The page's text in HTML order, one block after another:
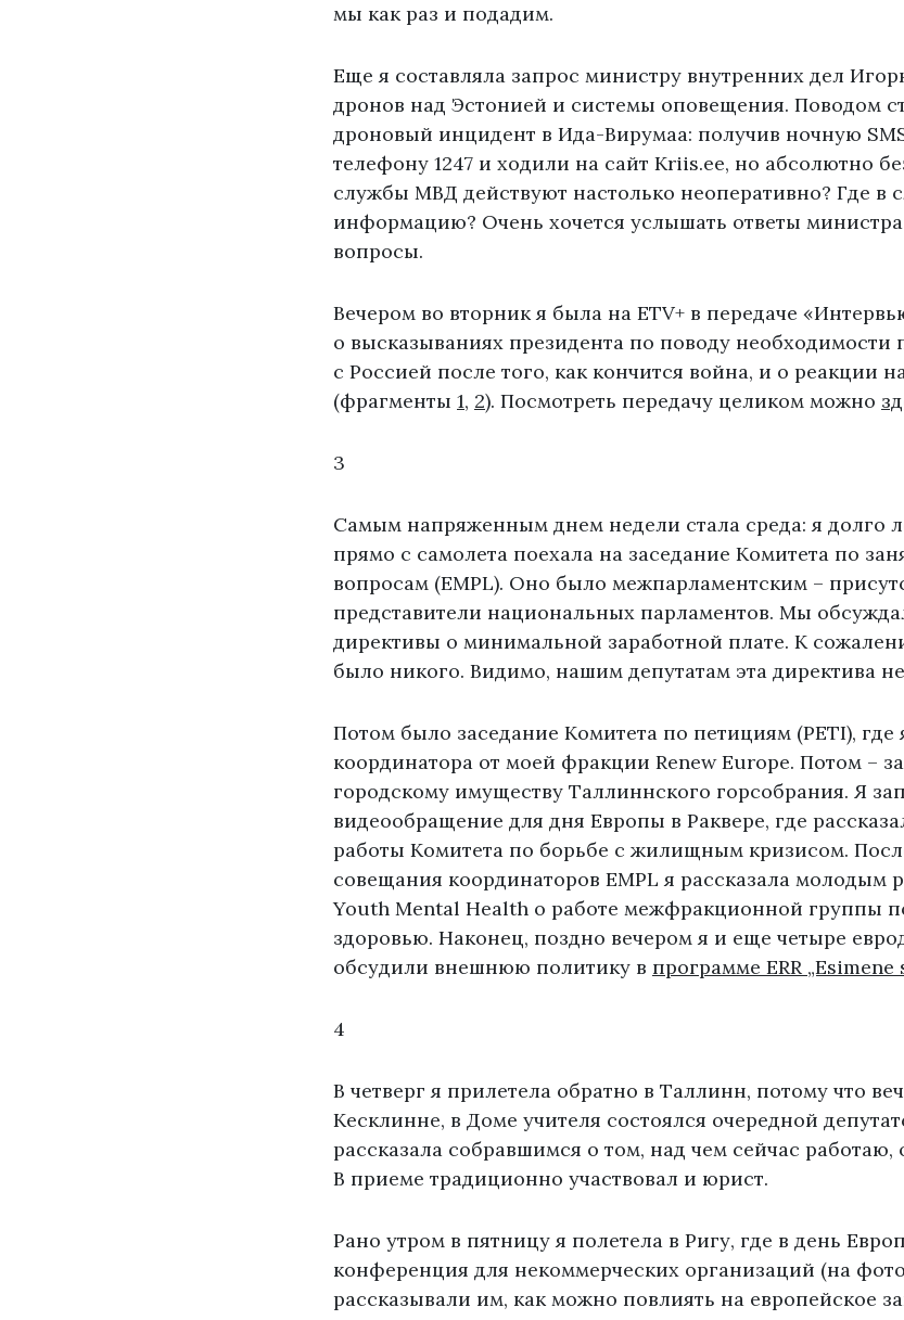
мы как раз и подадим.
Еще я составляла запрос министру внутренних дел
дронов над Эстонией и системы оповещения. Поводом
дроновый инцидент в Ида-Вирумаа: получив ночную
телефону 1247 и ходили на сайт Kriis.ee, но абсолютно
службы МВД действуют настолько неоперативно? Где в
информацию? Очень хочется услышать ответы
вопросы.
Вечером во вторник я была на ETV+ в передаче
о высказываниях президента по поводу необходимости
с Россией после того, как кончится война, и о реакции
(фрагменты 1, 2). Посмотреть передачу целиком можно
3
Самым напряженным днем недели стала среда: я долго
прямо с самолета поехала на заседание Комитета по
вопросам (EMPL). Оно было межпарламентским –
представители национальных парламентов. Мы
директивы о минимальной заработной плате. К
было никого. Видимо, нашим депутатам эта директива
Потом было заседание Комитета по петициям (PETI), где
координатора от моей фракции Renew Europe. Потом –
городскому имуществу Таллиннского горсобрания. Я
видеообращение для дня Европы в Раквере, где
работы Комитета по борьбе с жилищным кризисом.
совещания координаторов EMPL я рассказала молодым
Youth Mental Health о работе межфракционной группы
здоровью. Наконец, поздно вечером я и еще четыре
обсудили внешнюю политику в программе ERR „Esimene
4
В четверг я прилетела обратно в Таллинн, потому что
Кесклинне, в Доме учителя состоялся очередной
рассказала собравшимся о том, над чем сейчас работаю,
В приеме традиционно участвовал и юрист.
Рано утром в пятницу я полетела в Ригу, где в день
конференция для некоммерческих организаций (на
рассказывали им, как можно повлиять на европейское